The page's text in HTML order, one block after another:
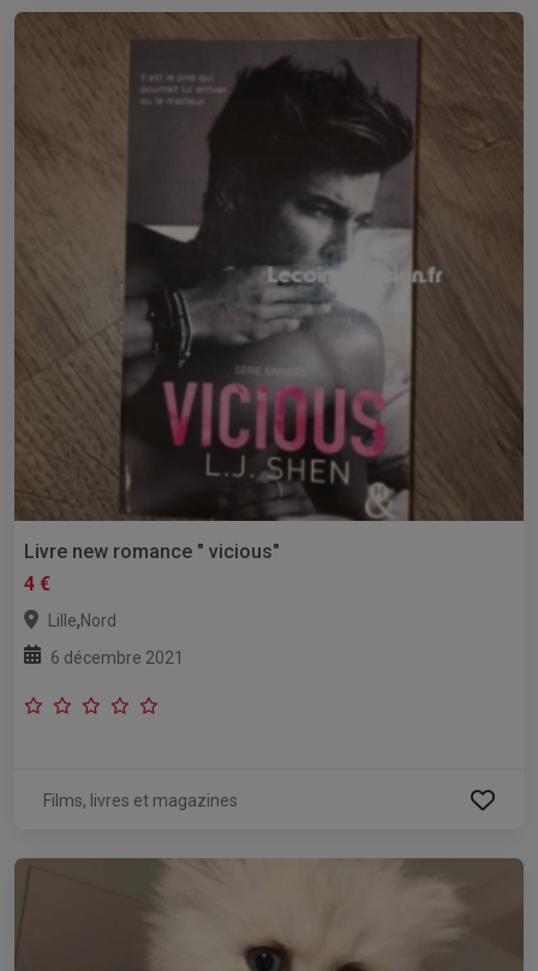
Livre new romance " vicious"
4 €
Lille,Nord
6 décembre 2021
Films, livres et magazines